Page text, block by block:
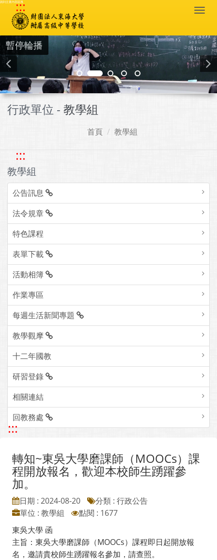
跳到主要內容區塊
:::
暫停輪播
行政單位 - 教學組
首頁 教學組
:::
教學組
公告訊息
法令規章
特色課程
表單下載
活動相簿
作業專區
每週生活新聞專題
教學觀摩
十二年國教
研習登錄
相關連結
回教務處
:::
轉知~東吳大學磨課師（MOOCs）課
程開放報名，歡迎本校師生踴躍參
加。
日期 : 2024-08-20
分類 : 行政公告
單位 : 教學組
點閱 : 1677
東吳大學 函
主旨：東吳大學磨課師（MOOCs）課程即日起開放報
名，邀請貴校師生踴躍報名參加，請查照。